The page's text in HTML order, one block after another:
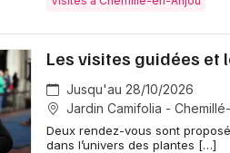
Les visites guidées et
Jusqu'au 28/10/2026
Jardin Camifolia -
Deux rendez-vous sont
dans l’univers des plantes […]